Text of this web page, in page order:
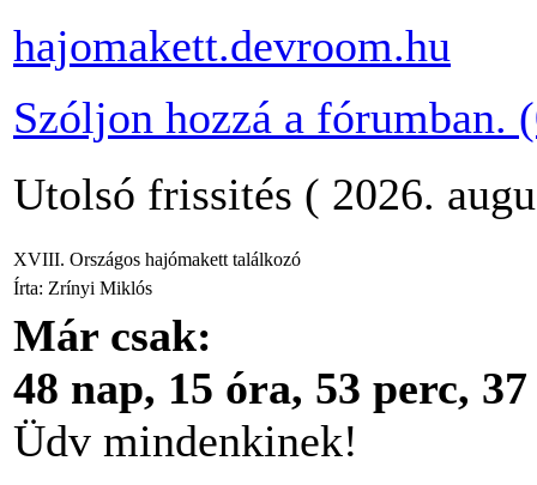
hajomakett.devroom.hu
Szóljon hozzá a fórumban.
Utolsó frissités ( 2026.
XVIII. Országos hajómakett találkozó
Írta: Zrínyi Miklós
Már csak:
48 nap, 15 óra, 53 perc,
Üdv mindenkinek!